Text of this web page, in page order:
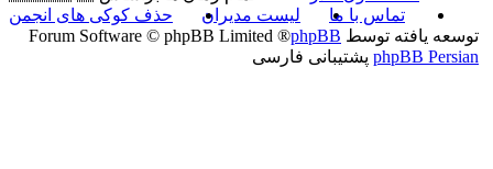
حذف کوکی های انجمن
لیست مدیران
تماس با ما
توسعه یافته توسط phpBB
® Forum Software © phpBB Limited
phpBB Persian پشتیبانی فارسی